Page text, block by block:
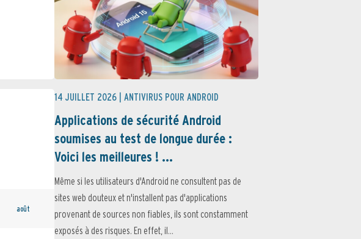
août
14 JUILLET 2026 | ANTIVIRUS POUR ANDROID
Applications de sécurité Android
soumises au test de longue durée :
Voici les meilleures ! ...
Même si les utilisateurs d'Android ne consultent pas de
sites web douteux et n'installent pas d'applications
provenant de sources non fiables, ils sont constamment
exposés à des risques. En effet, il...